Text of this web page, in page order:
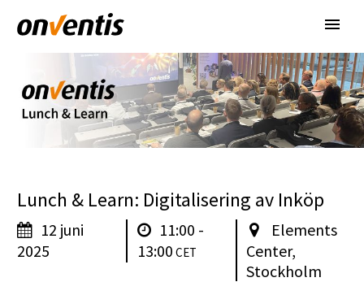
Lunch & Learn: Digitalisering av Inköp
12 juni
2025
11:00 -
13:00
Elements
Center,
Stockholm